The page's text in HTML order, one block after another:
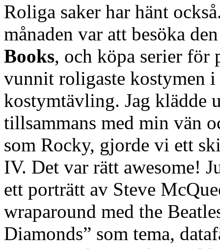
Roliga saker har hänt
månaden var att besöka
Books, och köpa serier för
vunnit roligaste kostymen
kostymtävling. Jag klädde
tillsammans med min vän
som Rocky, gjorde vi ett
IV. Det var rätt awesome!
ett porträtt av Steve
wraparound med the
Diamonds” som tema,